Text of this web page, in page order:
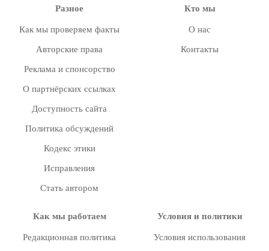
Разное
Как мы проверяем факты
Авторские права
Реклама и спонсорство
О партнёрских ссылках
Доступность сайта
Политика обсуждений
Кодекс этики
Исправления
Стать автором
Кто мы
О нас
Контакты
Как мы работаем
Редакционная политика
Условия и политики
Условия использования